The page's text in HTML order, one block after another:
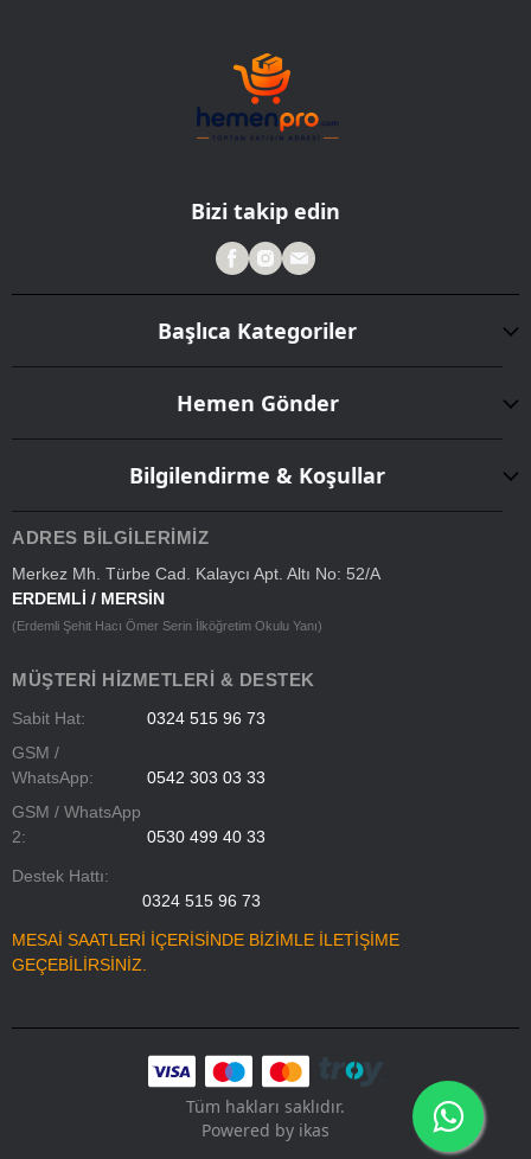
Bizi takip edin
Başlıca Kategoriler
Hemen Gönder
Bilgilendirme & Koşullar
ADRES BILGILERIMIZ
Merkez Mh. Türbe Cad. Kalaycı Apt. Altı No: 52/A
ERDEMLİ / MERSİN
(Erdemli Şehit Hacı Ömer Serin İlköğretim Okulu Yanı)
MÜŞTERI HIZMETLERI & DESTEK
Sabit Hat:
0324 515 96 73
GSM /
WhatsApp:
0542 303 03 33
GSM / WhatsApp
2:
0530 499 40 33
Destek Hattı:
0324 515 96 73
MESAİ SAATLERİ İÇERİSİNDE BİZİMLE İLETİŞİME
GEÇEBİLİRSİNİZ.
Tüm hakları saklıdır.
Powered by ikas